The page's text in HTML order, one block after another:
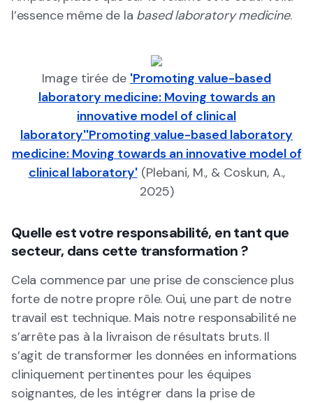
l’essence même de la based laboratory medicine.
Image tirée de 'Promoting value-based
laboratory medicine: Moving towards an
innovative model of clinical
laboratory''Promoting value-based laboratory
medicine: Moving towards an innovative model of
clinical laboratory'(Plebani, M., & Coskun, A.,
2025)
Quelle est votre responsabilité, en tant que
secteur, dans cette transformation ?
Cela commence par une prise de conscience plus
forte de notre propre rôle. Oui, une part de notre
travail est technique. Mais notre responsabilité ne
s’arrête pas à la livraison de résultats bruts. Il
s’agit de transformer les données en informations
cliniquement pertinentes pour les équipes
soignantes, de les intégrer dans la prise de